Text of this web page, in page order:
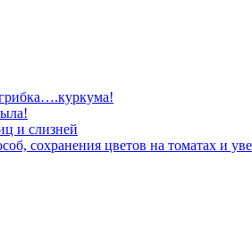
и слизней
сохранения цветов на томатах и